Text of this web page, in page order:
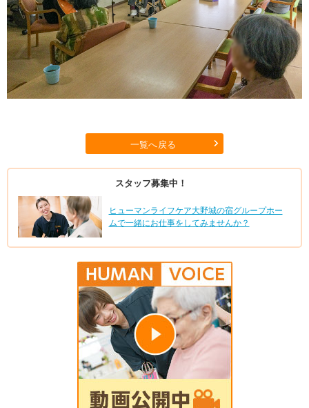
一覧へ戻る
スタッフ募集中！
ヒューマンライフケア大野城の宿グループホー
ムで一緒にお仕事をしてみませんか？